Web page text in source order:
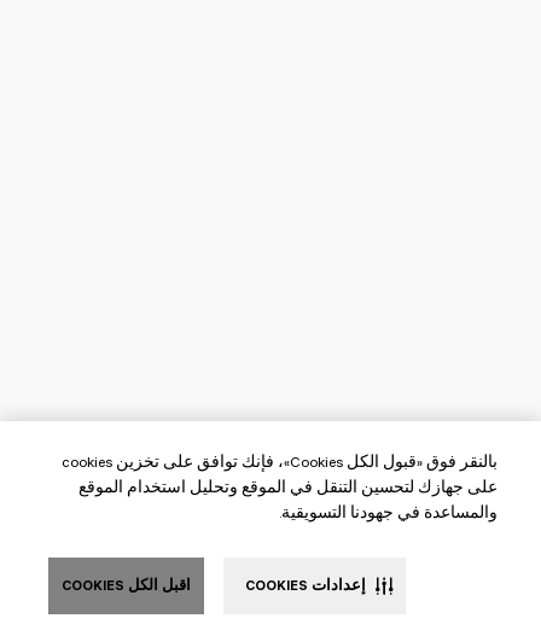
بالنقر فوق «قبول الكل Cookies»، فإنك توافق على تخزين cookies
على جهازك لتحسين التنقل في الموقع وتحليل استخدام الموقع
والمساعدة في جهودنا التسويقية.
اقبل الكل COOKIES إعدادات COOKIES